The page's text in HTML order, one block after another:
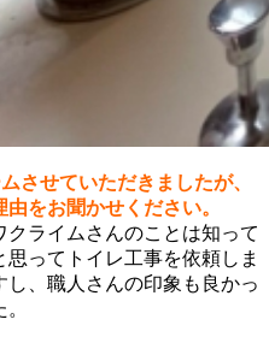
させていただきましたが、
をお聞かせください。
ライムさんのことは知って
ってトイレ工事を依頼しま
、職人さんの印象も良かっ